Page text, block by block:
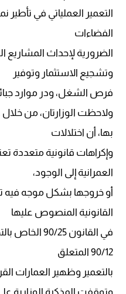
التعمير العملياتي في تأطير
الفضاءات
الضرورية لإحداث
وتشجيع الاستثمار وتوفير
فرص الشغل، ودر موارد
ولاحظت الوزارتان، من
بها، أن اختلالات
وإكراهات قانونية متعددة
العمرانية إلى الوجود،
أو خروجها بشكل موجه فيه
القانونية المنصوص عليها
في القانون
90/12 المتعلق
بالتعمير وظهير العمارات القروية